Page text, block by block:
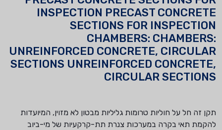
INSPECTION PRECAST CONCRETE
SECTIONS FOR INSPECTION
CHAMBERS: CHAMBERS:
UNREINFORCED CONCRETE, CIRCULAR
SECTIONS UNREINFORCED CONCRETE,
CIRCULAR SECTIONS
תקן זה חל על חוליות טרומות גליליות מבטון לא מזוין, המיועדות
להקמת תאי בקרה במערכות צנרת תת-קרקעיות של מי-ביוב